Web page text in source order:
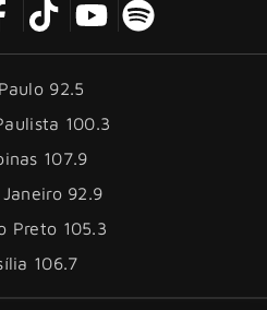
92.5
100.3
107.9
92.9
Preto 105.3
106.7